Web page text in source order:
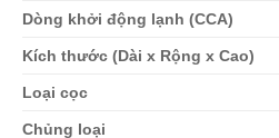
Dòng khởi động lạnh (CCA)
Kích thước (Dài x Rộng x Cao)
Loại cọc
Chủng loại